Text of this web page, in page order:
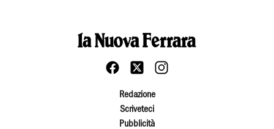
Redazione
Scriveteci
Pubblicità